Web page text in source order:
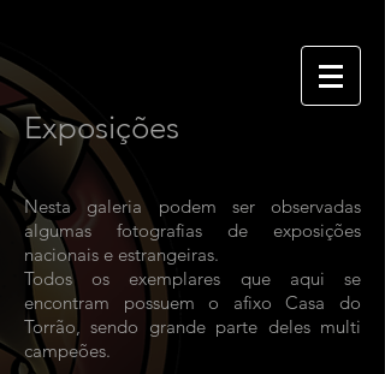
Exposições
Nesta galeria podem ser observadas
algumas fotografias de exposições
nacionais e estrangeiras.
Todos os exemplares que aqui se
encontram possuem o afixo Casa do
Torrão, sendo grande parte deles multi
campeões.